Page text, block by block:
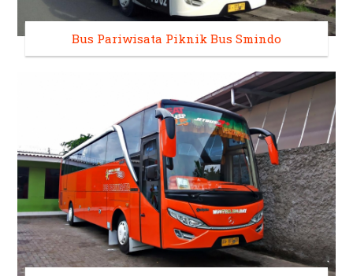
Bus Pariwisata Piknik Bus Smindo